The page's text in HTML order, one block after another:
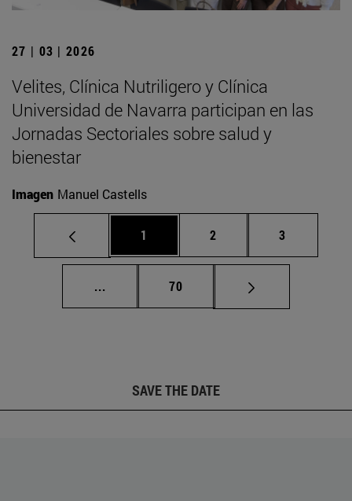
27 | 03 | 2026
Velites, Clínica Nutriligero y Clínica
Universidad de Navarra participan en las
Jornadas Sectoriales sobre salud y
bienestar
Imagen Manuel Castells
Página
1 Página
2 Página
3
... Páginas intermedias Use TAB para
Página
70
SAVE THE DATE